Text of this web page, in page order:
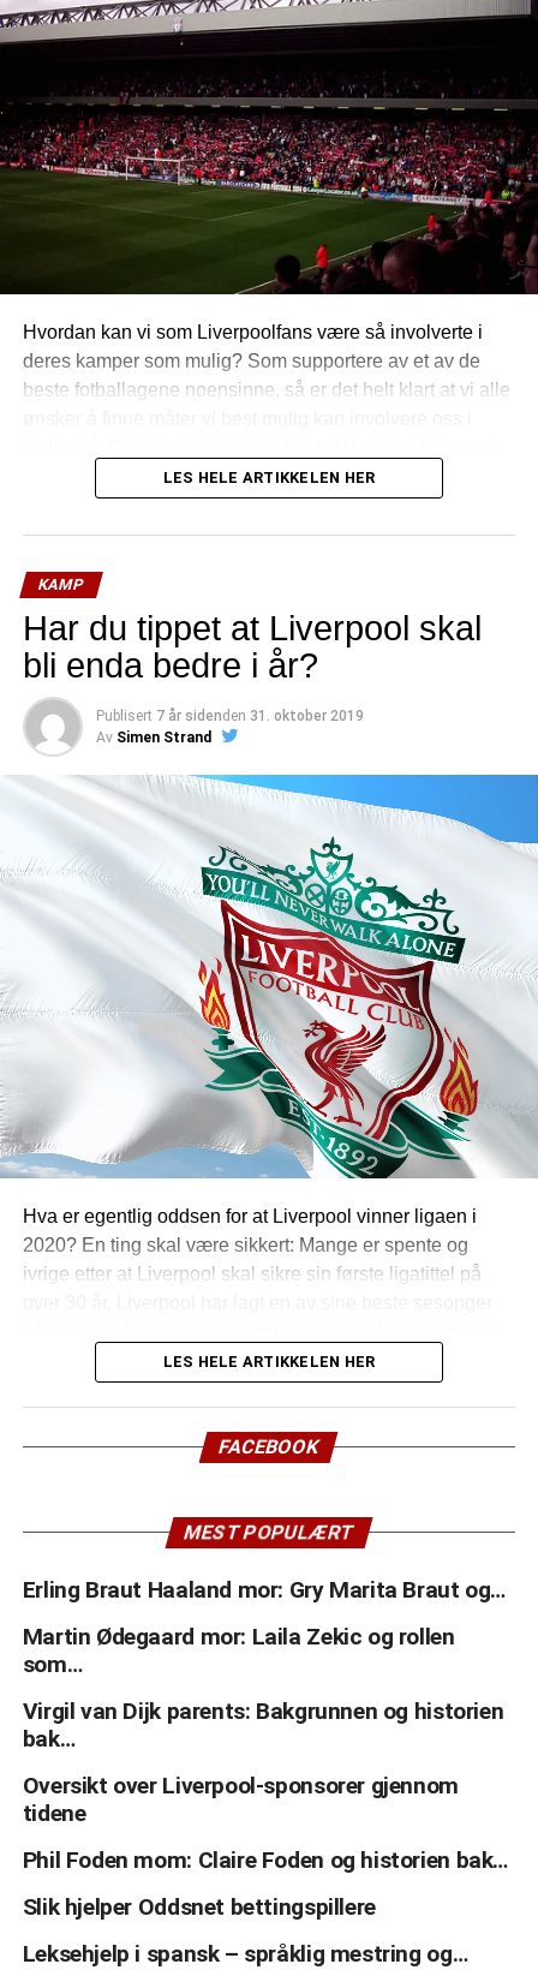
Hvordan kan vi som Liverpoolfans være så involverte i
deres kamper som mulig? Som supportere av et av de
beste fotballagene noensinne, så er det helt klart at vi alle
og noen venner, og heie favorittlaget frem til seier, og det
er en annen ting å være på stadionet fysisk!
LES HELE ARTIKKELEN HER
KAMP
Har du tippet at Liverpool skal
bli enda bedre i år?
Publisert 7 år sidenden 31. oktober 2019
Av Simen Strand
Hva er egentlig oddsen for at Liverpool vinner ligaen i
2020? En ting skal være sikkert: Mange er spente og
ivrige etter at Liverpool skal sikre sin første ligatittel på
ligarunden setter i gang. Har du satset på at laget skal
stikke av med seieren i Premier League? Her ser vi
heller bør bruke pengene dine på blackjack og
(mer…)
LES HELE ARTIKKELEN HER
FACEBOOK
MEST POPULÆRT
Erling Braut Haaland mor: Gry Marita Braut og…
Martin Ødegaard mor: Laila Zekic og rollen
som…
Virgil van Dijk parents: Bakgrunnen og historien
bak…
Oversikt over Liverpool-sponsorer gjennom
tidene
Phil Foden mom: Claire Foden og historien bak…
Slik hjelper Oddsnet bettingspillere
Leksehjelp i spansk – språklig mestring og…